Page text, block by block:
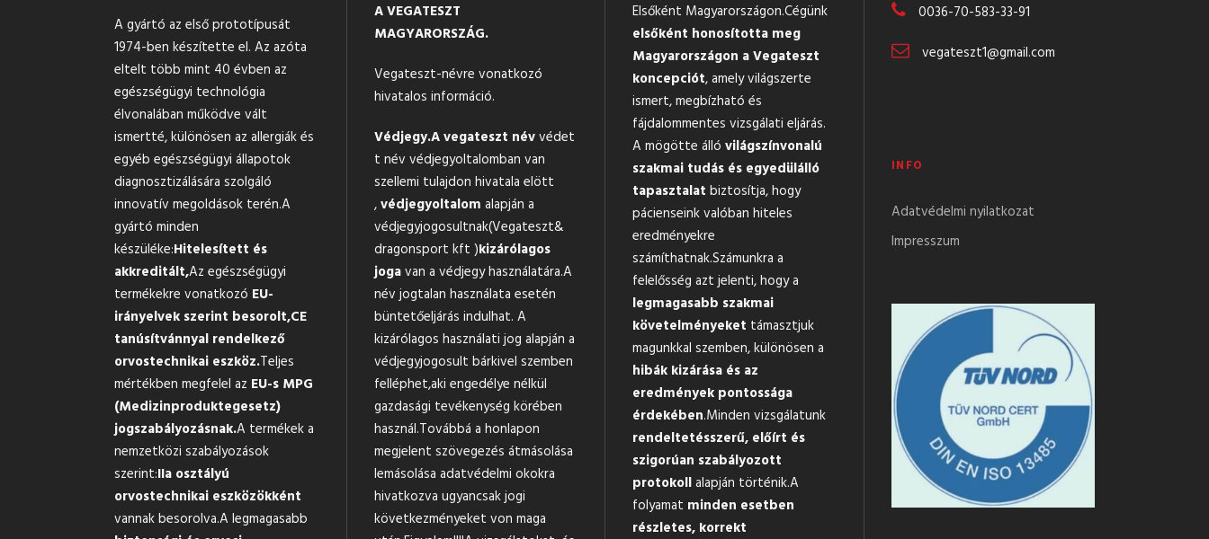
A gyártó az első prototípusát
1974-ben készítette el. Az azóta
eltelt több mint 40 évben az
egészségügyi technológia
élvonalában működve vált
ismertté, különösen az allergiák és
egyéb egészségügyi állapotok
diagnosztizálására szolgáló
innovatív megoldások terén.A
gyártó minden
készüléke:Hitelesített és
akkreditált,Az egészségügyi
termékekre vonatkozó EU-
irányelvek szerint besorolt,CE
tanúsítvánnyal rendelkező
orvostechnikai eszköz.Teljes
mértékben megfelel az EU-s MPG
(Medizinproduktegesetz)
jogszabályozásnak.A termékek a
nemzetközi szabályozások
szerint:IIa osztályú
orvostechnikai eszközökként
vannak besorolva.A legmagasabb
A VEGATESZT
MAGYARORSZÁG.
Vegateszt-névre vonatkozó
hivatalos információ.
Védjegy.A vegateszt névvédet
t név védjegyoltalomban van
szellemi tulajdon hivatala elött
,védjegyoltalom alapján a
védjegyjogosultnak(Vegateszt&
dragonsport kft )kizárólagos
jogavan a védjegy használatára.A
név jogtalan használata esetén
büntetőeljárás indulhat. A
kizárólagos használati jog alapján a
védjegyjogosult bárkivel szemben
felléphet,aki engedélye nélkül
gazdasági tevékenység körében
használ.Továbbá a honlapon
megjelent szövegezés átmásolása
lemásolása adatvédelmi okokra
hivatkozva ugyancsak jogi
következményeket von maga
Elsőként Magyarországon.Cégünk
elsőként honosította meg
Magyarországon a Vegateszt
koncepciót, amely világszerte
ismert, megbízható és
fájdalommentes vizsgálati eljárás.
A mögötte álló világszínvonalú
szakmai tudás és egyedülálló
tapasztalat biztosítja, hogy
pácienseink valóban hiteles
eredményekre
számíthatnak.Számunkra a
felelősség azt jelenti, hogy a
legmagasabb szakmai
követelményeket támasztjuk
magunkkal szemben, különösen a
hibák kizárása és az
eredmények pontossága
érdekében.Minden vizsgálatunk
rendeltetésszerű, előírt és
szigorúan szabályozott
protokollalapján történik.A
folyamat minden esetben
részletes, korrekt
0036-70-583-33-91
vegateszt1@gmail.com
INFO
Adatvédelmi nyilatkozat
Impresszum